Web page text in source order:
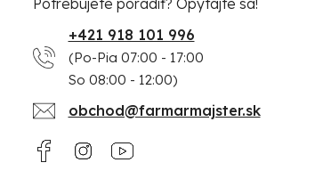
+421 918 101 996
(Po-Pia 07:00 - 17:00
So 08:00 - 12:00)
obchod@farmarmajster.sk